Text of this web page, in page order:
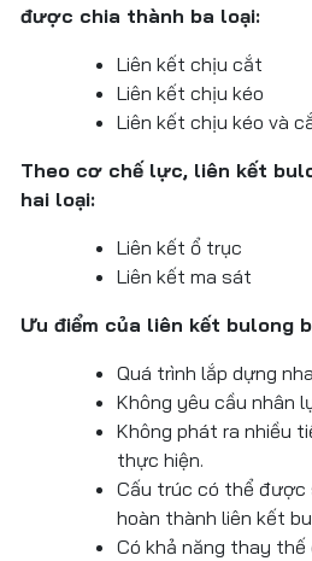
được chia thành ba loại:
Liên kết chịu cắt
Liên kết chịu kéo
Liên kết chịu kéo và
Theo cơ chế lực, liên kết
hai loại:
Liên kết ổ trục
Liên kết ma sát
Ưu điểm của liên kết bulong
Quá trình lắp dựng
Không yêu cầu nhân
Không phát ra nhiều
thực hiện.
Cấu trúc có thể được
hoàn thành liên kết
Có khả năng thay